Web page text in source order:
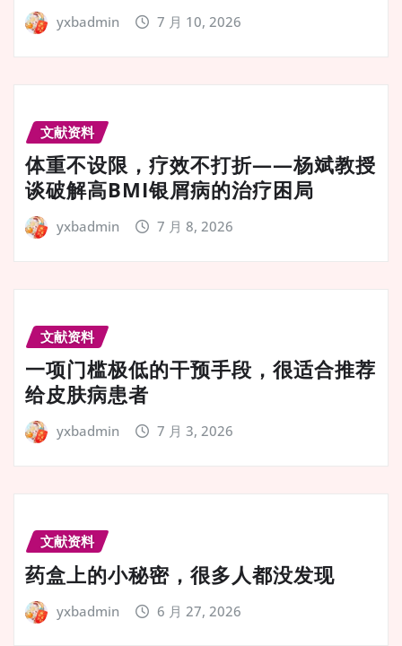
yxbadmin 7 月 10, 2026
文献资料
体重不设限，疗效不打折——杨斌教授
谈破解高BMI银屑病的治疗困局
yxbadmin 7 月 8, 2026
文献资料
一项门槛极低的干预手段，很适合推荐
给皮肤病患者
yxbadmin 7 月 3, 2026
文献资料
药盒上的小秘密，很多人都没发现
yxbadmin 6 月 27, 2026